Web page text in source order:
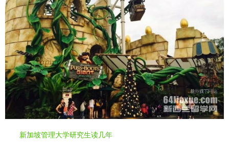
新加坡管理大学研究生读几年